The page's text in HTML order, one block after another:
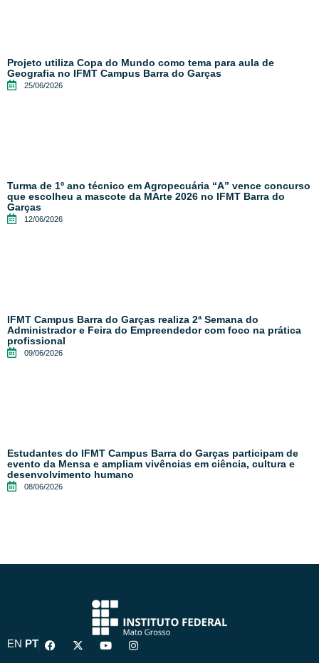
Projeto utiliza Copa do Mundo como tema para aula de
Geografia no IFMT Campus Barra do Garças
25/06/2026
Turma de 1º ano técnico em Agropecuária “A” vence concurso
que escolheu a mascote da MArte 2026 no IFMT Barra do
Garças
12/06/2026
IFMT Campus Barra do Garças realiza 2ª Semana do
Administrador e Feira do Empreendedor com foco na prática
profissional
09/06/2026
Estudantes do IFMT Campus Barra do Garças participam de
evento da Mensa e ampliam vivências em ciência, cultura e
desenvolvimento humano
08/06/2026
EN PT
F
a
X
-
Y
o
I
n